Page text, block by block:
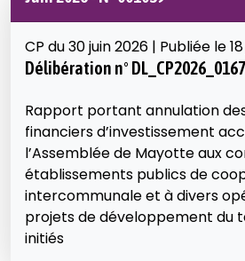
CP du 30 juin 2026 | Publiée le
Délibération n° DL_CP2026_0167
Rapport portant annulation
financiers d’investissement
l’Assemblée de Mayotte aux
établissements publics de
intercommunale et à divers
projets de développement du
initiés